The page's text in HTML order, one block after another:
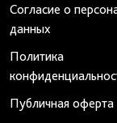
Согласие о
данных
Политика
Публичная оферта